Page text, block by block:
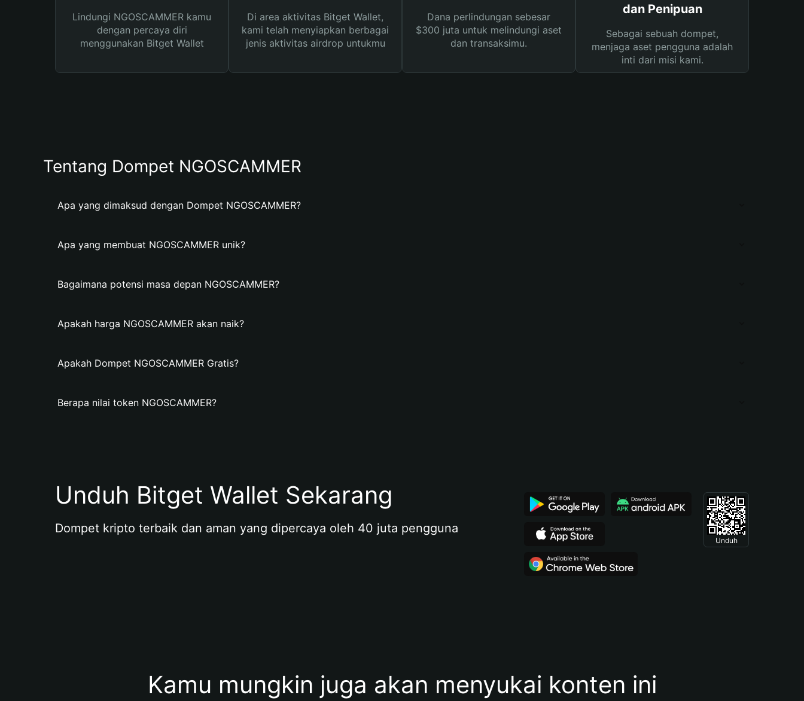
Lindungi NGOSCAMMER kamu
dengan percaya diri
menggunakan Bitget Wallet
Di area aktivitas Bitget Wallet,
kami telah menyiapkan berbagai
jenis aktivitas airdrop untukmu
Dana perlindungan sebesar
$300 juta untuk melindungi aset
dan transaksimu.
dan Penipuan
Sebagai sebuah dompet,
menjaga aset pengguna adalah
inti dari misi kami.
Tentang Dompet NGOSCAMMER
Apa yang dimaksud dengan Dompet NGOSCAMMER?
Apa yang membuat NGOSCAMMER unik?
Bagaimana potensi masa depan NGOSCAMMER?
Apakah harga NGOSCAMMER akan naik?
Apakah Dompet NGOSCAMMER Gratis?
Berapa nilai token NGOSCAMMER?
Unduh Bitget Wallet Sekarang
Dompet kripto terbaik dan aman yang dipercaya oleh 40 juta pengguna
Unduh
Kamu mungkin juga akan menyukai konten ini